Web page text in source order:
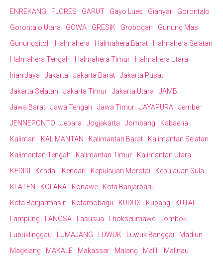
ENREKANG
FLORES GARUT Gayo Lues Gianyar
Gorontalo
Gorontalo Utara
GOWA GRESIK Grobogan
Gunung Mas
Gunungsitoli
Halmahera Halmahera Barat
Halmahera Selatan
Halmahera Tengah
Halmahera Timur
Halmahera Utara
Irian Jaya
Jakarta Jakarta Barat
Jakarta Pusat
Jakarta Selatan
Jakarta Timur Jakarta Utara
JAMBI
Jawa Barat
Jawa Tengah Jawa Timur JAYAPURA
Jember
JENNEPONTO
Jepara Jogjakarta Jombang
Kabaena
Kaliman
KALIMANTAN Kalimantan Barat
Kalimantan Selatan
Kalimantan Tengah
Kalimantan Timur
Kalimantan Utara
KEDIRI
Kendal Kendari Kepulauan Morotai
Kepulauan Sula
KLATEN
KOLAKA Konawe
Kota Banjarbaru
Kota Banjarmasin
Kotamobagu KUDUS Kupang
KUTAI
Lampung
LANGSA Lasusua Lhokseumawe
Lombok
Lubuklinggau
LUMAJANG LUWUK Luwuk Banggai
Madiun
Magelang
MAKALE Makassar Malang Malili
Malinau